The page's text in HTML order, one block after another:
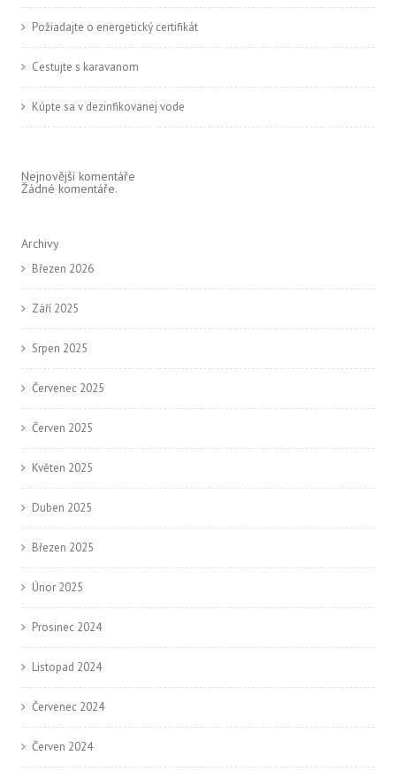
Požiadajte o energetický certifikát
Cestujte s karavanom
Kúpte sa v dezinfikovanej vode
Nejnovější komentáře
Žádné komentáře.
Archivy
Březen 2026
Září 2025
Srpen 2025
Červenec 2025
Červen 2025
Květen 2025
Duben 2025
Březen 2025
Únor 2025
Prosinec 2024
Listopad 2024
Červenec 2024
Červen 2024